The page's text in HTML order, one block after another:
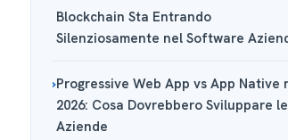
Blockchain Sta Entrando
Silenziosamente nel Software
Progressive Web App vs App Native
2026: Cosa Dovrebbero Sviluppare le
Aziende